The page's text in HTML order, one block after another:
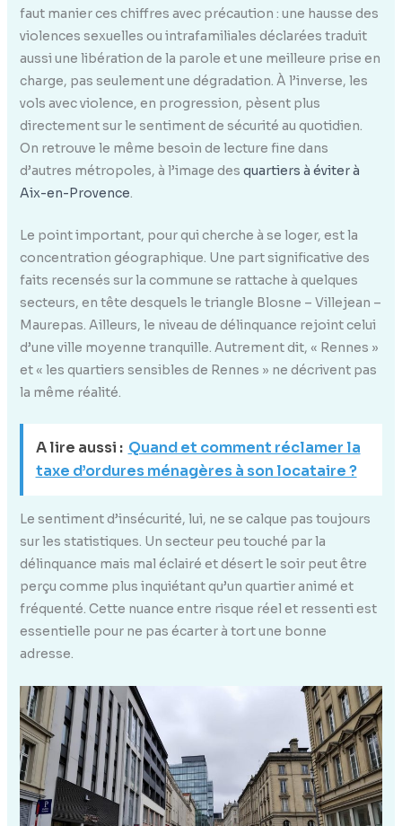
faut manier ces chiffres avec précaution : une hausse des
violences sexuelles ou intrafamiliales déclarées traduit
aussi une libération de la parole et une meilleure prise en
charge, pas seulement une dégradation. À l’inverse, les
vols avec violence, en progression, pèsent plus
directement sur le sentiment de sécurité au quotidien.
On retrouve le même besoin de lecture fine dans
d’autres métropoles, à l’image des quartiers à éviter à
Aix-en-Provence.
Le point important, pour qui cherche à se loger, est la
concentration géographique. Une part significative des
faits recensés sur la commune se rattache à quelques
secteurs, en tête desquels le triangle Blosne – Villejean –
Maurepas. Ailleurs, le niveau de délinquance rejoint celui
d’une ville moyenne tranquille. Autrement dit, « Rennes »
et « les quartiers sensibles de Rennes » ne décrivent pas
la même réalité.
A lire aussi : Quand et comment réclamer la
taxe d’ordures ménagères à son locataire ?
Le sentiment d’insécurité, lui, ne se calque pas toujours
sur les statistiques. Un secteur peu touché par la
délinquance mais mal éclairé et désert le soir peut être
perçu comme plus inquiétant qu’un quartier animé et
fréquenté. Cette nuance entre risque réel et ressenti est
essentielle pour ne pas écarter à tort une bonne
adresse.